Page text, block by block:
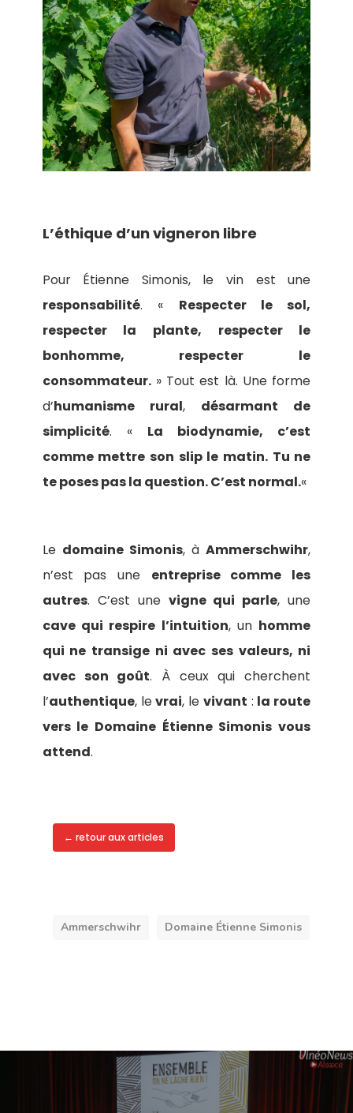
L’éthique d’un vigneron libre
Pour Étienne Simonis, le vin est une
responsabilité. « Respecter le sol,
respecter la plante, respecter le
bonhomme, respecter le
consommateur.» Tout est là. Une forme
d’humanisme rural, désarmant de
simplicité. « La biodynamie, c’est
comme mettre son slip le matin. Tu ne
te poses pas la question. C’est normal.«
Le domaine Simonis, àAmmerschwihr,
n’est pas une entreprise comme les
autres. C’est une vigne qui parle, une
cave qui respire l’intuition, un homme
qui ne transige ni avec ses valeurs, ni
avec son goût. À ceux qui cherchent
l’authentique, levrai, le vivant : la route
vers le Domaine Étienne Simonis vous
attend.
← retour aux articles
Ammerschwihr Domaine Étienne Simonis